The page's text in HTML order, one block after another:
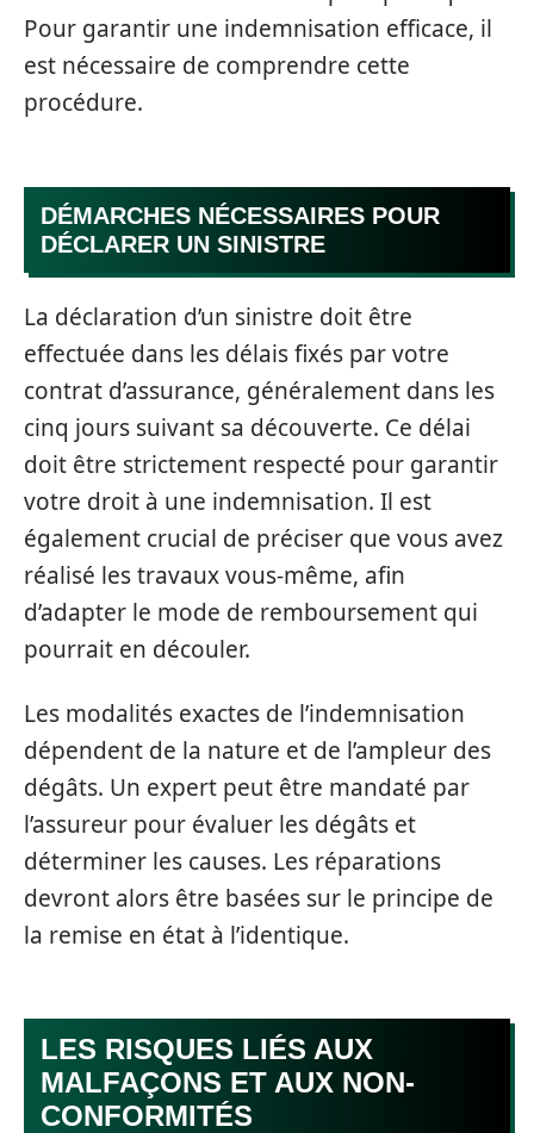
Pour garantir une indemnisation efficace, il
est nécessaire de comprendre cette
procédure.
DÉMARCHES NÉCESSAIRES POUR
DÉCLARER UN SINISTRE
La déclaration d’un sinistre doit être
effectuée dans les délais fixés par votre
contrat d’assurance, généralement dans les
cinq jours suivant sa découverte. Ce délai
doit être strictement respecté pour garantir
votre droit à une indemnisation. Il est
également crucial de préciser que vous avez
réalisé les travaux vous-même, afin
d’adapter le mode de remboursement qui
pourrait en découler.
Les modalités exactes de l’indemnisation
dépendent de la nature et de l’ampleur des
dégâts. Un expert peut être mandaté par
l’assureur pour évaluer les dégâts et
déterminer les causes. Les réparations
devront alors être basées sur le principe de
la remise en état à l’identique.
LES RISQUES LIÉS AUX
MALFAÇONS ET AUX NON-
CONFORMITÉS